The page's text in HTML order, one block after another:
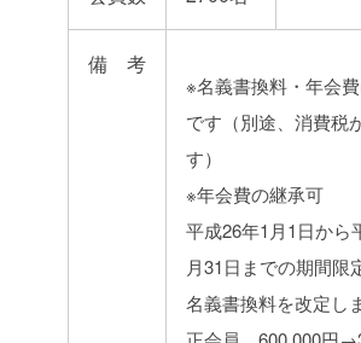
備 考
※名義書換料・年会
です（別途、消費税
す）
※年会費の継承可
平成26年1月1日から
月31日までの期間限
名義書換料を改定し